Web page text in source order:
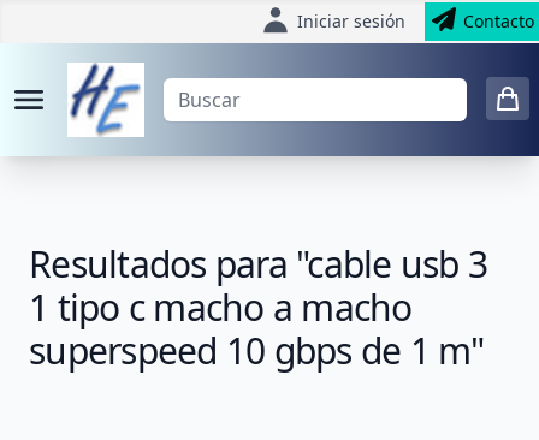
Iniciar sesión Contacto
Resultados para "cable usb 3
1 tipo c macho a macho
superspeed 10 gbps de 1 m"